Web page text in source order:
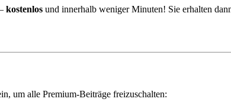
kostenlos und innerhalb weniger Minuten! Sie erhalten
um alle Premium-Beiträge freizuschalten: